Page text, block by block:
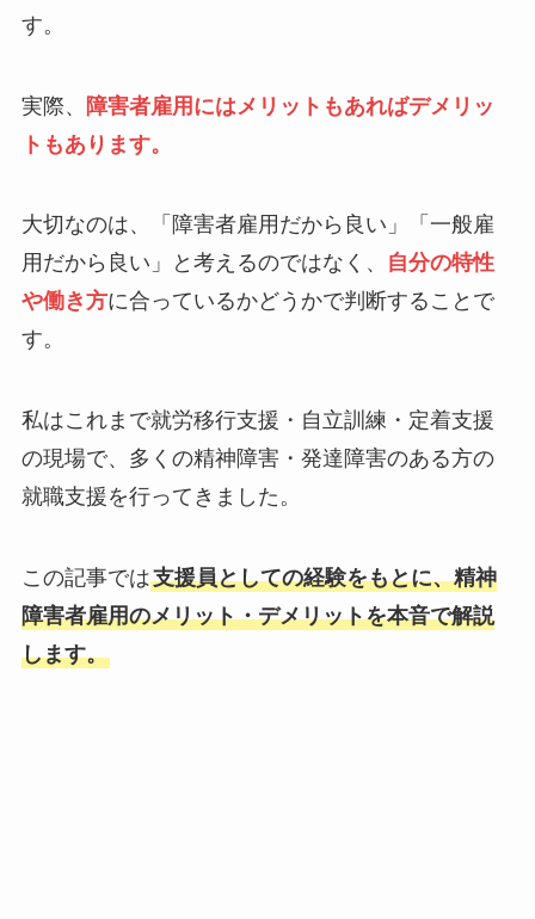
す。
実際、
障害者雇用にはメリットもあればデメリッ
トもあります。
大切なのは、「障害者雇用だから良い」「一般雇
用だから良い」と考えるのではなく、
自分の特性
や働き方に合っているかどうかで判断することで
す。
私はこれまで就労移行支援・自立訓練・定着支援
の現場で、多くの精神障害・発達障害のある方の
就職支援を行ってきました。
この記事では支援員としての経験をもとに、精神
障害者雇用のメリット・デメリットを本音で解説
します。